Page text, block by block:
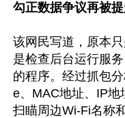
勾正数据争议再被
该网民写道，原本
是检查后台运行服
的程序。经过抓包
e、MAC地址、IP地
扫瞄周边Wi-Fi名称